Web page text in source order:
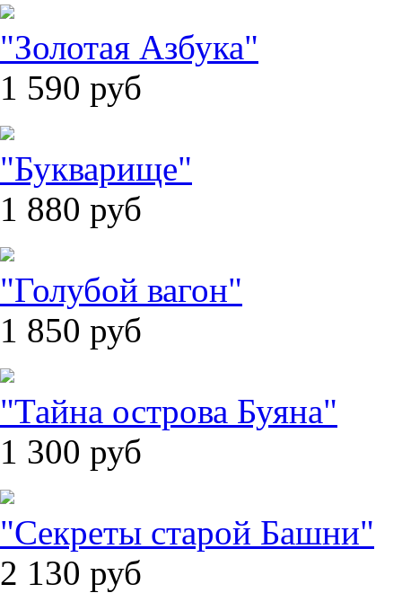
"Золотая Азбука"
1 590 руб
"Букварище"
1 880 руб
"Голубой вагон"
1 850 руб
"Тайна острова Буяна"
1 300 руб
"Секреты старой Башни"
2 130 руб